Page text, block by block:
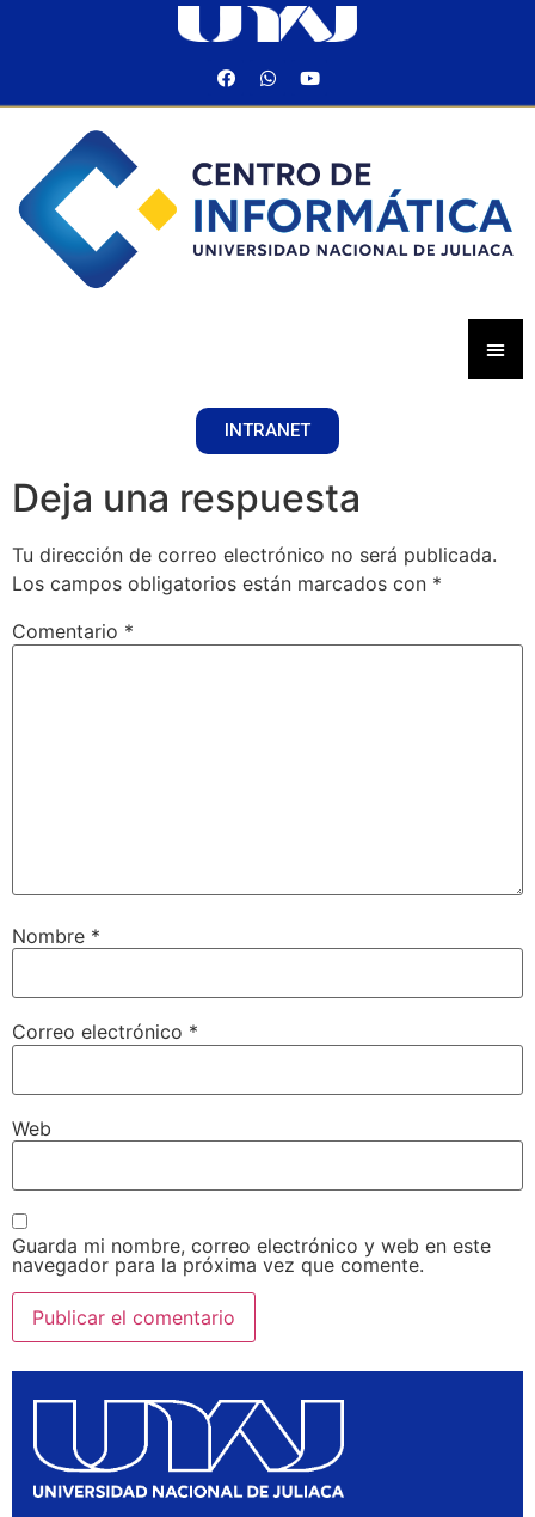
INTRANET
Deja una respuesta
Tu dirección de correo electrónico no será publicada.
Los campos obligatorios están marcados con *
Comentario *
Nombre *
Correo electrónico *
Web
Guarda mi nombre, correo electrónico y web en este
navegador para la próxima vez que comente.